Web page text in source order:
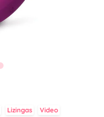
Lizingas Video